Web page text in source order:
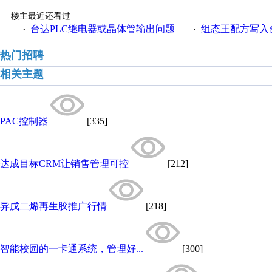
楼主最近还看过
·
台达PLC继电器或晶体管输出问题 · 组态王配方写入
热门招聘
相关主题
PAC控制器 [335]
达成目标CRM让销售管理可控 [212]
异戊二烯再生胶推广行情 [218]
智能校园的一卡通系统，管理好... [300]